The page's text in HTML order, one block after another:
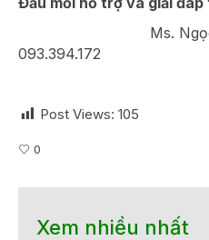
Ms. Ngọc
093.394.172
Post Views: 105
0
Xem nhiều nhất